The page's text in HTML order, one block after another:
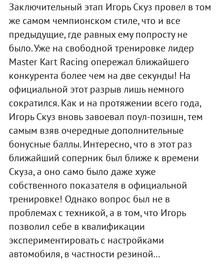
Заключительный этап Игорь Скуз провел в том
же самом чемпионском стиле, что и все
предыдущие, где равных ему попросту не
было. Уже на свободной тренировке лидер
Master Kart Racing опережал ближайшего
конкурента более чем на две секунды! На
официальной этот разрыв лишь немного
сократился. Как и на протяжении всего года,
Игорь Скуз вновь завоевал поул-позишн, тем
самым взяв очередные дополнительные
бонусные баллы. Интересно, что в этот раз
ближайший соперник был ближе к времени
Скуза, а оно само было даже хуже
собственного показателя в официальной
тренировке! Однако вопрос был не в
проблемах с техникой, а в том, что Игорь
позволил себе в квалификации
экспериментировать с настройками
автомобиля, в частности резиной...